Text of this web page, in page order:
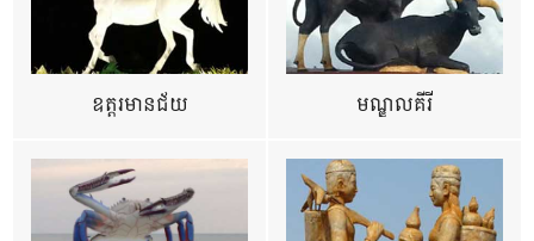
ឧត្ដរមានជ័យ មណ្ឌលគីរី